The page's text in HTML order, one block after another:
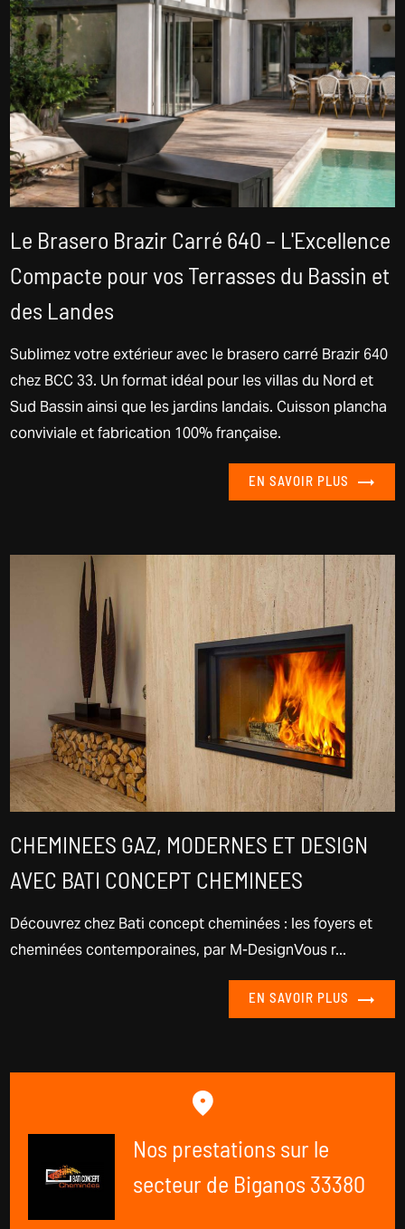
Le Brasero Brazir Carré 640 – L'Excellence
Compacte pour vos Terrasses du Bassin et
des Landes
Sublimez votre extérieur avec le brasero carré Brazir 640
chez BCC 33. Un format idéal pour les villas du Nord et
Sud Bassin ainsi que les jardins landais. Cuisson plancha
conviviale et fabrication 100% française.
EN SAVOIR PLUS
CHEMINEES GAZ, MODERNES ET DESIGN
AVEC BATI CONCEPT CHEMINEES
Découvrez chez Bati concept cheminées : les foyers et
cheminées contemporaines, par M-DesignVous r...
EN SAVOIR PLUS
Nos prestations sur le
secteur de Biganos 33380